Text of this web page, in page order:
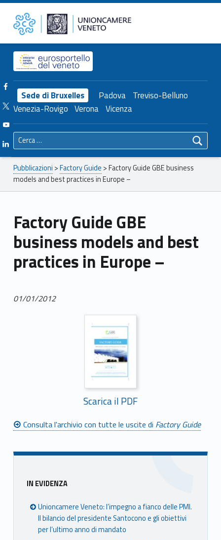
Factory Guide GBE business models and best practices in Europe – – Unioncamere del Veneto Unioncamere del Veneto
Header info sidebar
Sede di Bruxelles Padova Treviso-Belluno
Venezia-Rovigo Verona Vicenza
Facebook Unioncamere Veneto
Twitter Unioncamere Veneto
Youtube Unioncamere Veneto
Linkedin Unioncamere Veneto
Ricerca per:
Breadcrumbs navigation
Pubblicazioni >Factory Guide >Factory Guide GBE business
models and best practices in Europe –
Factory Guide GBE
business models and best
practices in Europe –
01/01/2012
Scarica il PDF
Consulta l'archivio con tutte le uscite di Factory Guide
Skip back to main navigation
Sidebar
IN EVIDENZA
Unioncamere Veneto: l’impegno a fianco delle PMI.
Il bilancio del presidente Santocono e gli obiettivi
per l’ultimo anno di mandato